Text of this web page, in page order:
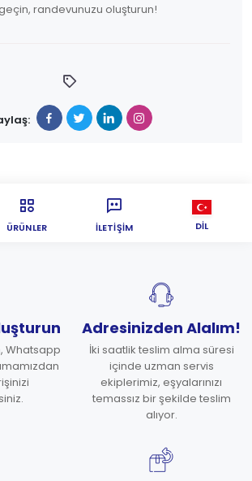
randevunuzu oluşturun!
ÜRÜNLER İLETIŞIM DIL
Whatsapp
Adresinizden Alalım!
İki saatlik teslim alma süresi
içinde uzman servis
ekiplerimiz, eşyalarınızı
temassız bir şekilde teslim
alıyor.